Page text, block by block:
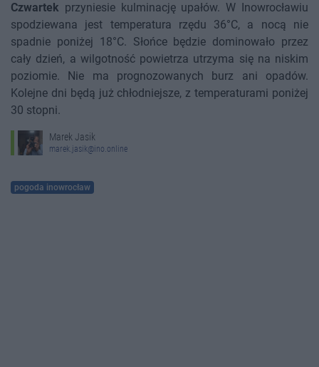
Czwartek przyniesie kulminację upałów. W Inowrocławiu
spodziewana jest temperatura rzędu 36°C, a nocą nie
spadnie poniżej 18°C. Słońce będzie dominowało przez
cały dzień, a wilgotność powietrza utrzyma się na niskim
poziomie. Nie ma prognozowanych burz ani opadów.
Kolejne dni będą już chłodniejsze, z temperaturami poniżej
30 stopni.
Marek Jasik
marek.jasik@ino.online
pogoda inowrocław